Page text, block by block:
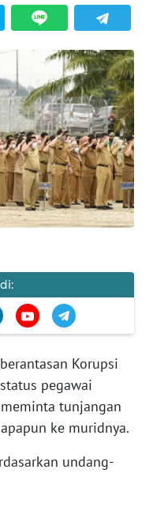
Korupsi
pegawai
tunjangan
ke muridnya.
undang-